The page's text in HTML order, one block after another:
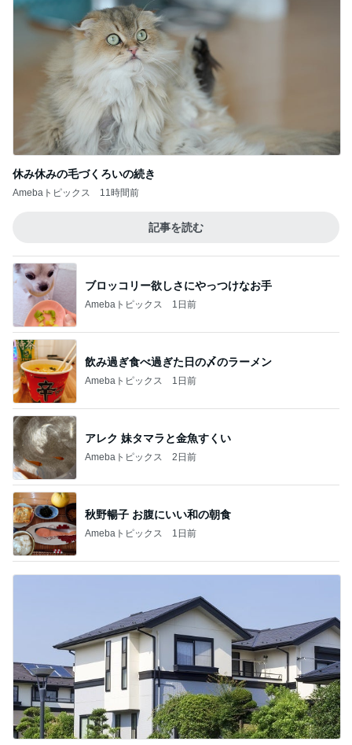
休み休みの毛づくろいの続き
Amebaトピックス 11時間前
記事を読む
ブロッコリー欲しさにやっつけなお手
Amebaトピックス 1日前
飲み過ぎ食べ過ぎた日の〆のラーメン
Amebaトピックス 1日前
アレク 妹タマラと金魚すくい
Amebaトピックス 2日前
秋野暢子 お腹にいい和の朝食
Amebaトピックス 1日前